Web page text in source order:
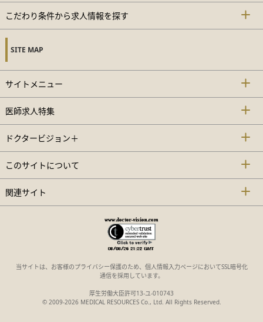
こだわり条件から求人情報を探す
SITE MAP
サイトメニュー
医師求人特集
ドクタービジョン＋
このサイトについて
関連サイト
当サイトは、お客様のプライバシー保護のため、個人情報入力ページにおいてSSL暗号化
通信を採用しています。
厚生労働大臣許可13-ユ-010743
© 2009-2026 MEDICAL RESOURCES Co., Ltd. All Rights Reserved.